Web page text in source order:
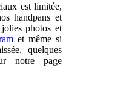
est limitée,
handpans et
photos et
et même si
quelques
notre page